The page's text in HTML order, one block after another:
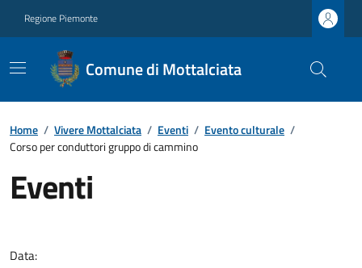
Regione Piemonte
Comune di Mottalciata
Home / Vivere Mottalciata / Eventi / Evento culturale /
Corso per conduttori gruppo di cammino
Eventi
Data: